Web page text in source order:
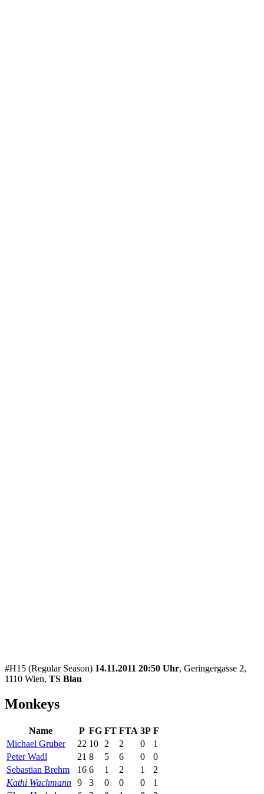
#H15 (Regular Season) 14.11.2011 20:50 Uhr, Geringergasse 2,
1110 Wien, TS Blau
Monkeys
Name P FG FT FTA 3P F
Michael Gruber
22 10 2 2 0
1
Peter Wadl
21 8 5 6 0
0
Sebastian Brehm
16 6 1 2 1
2
Kathi Wachmann 9 3 0 0 0
1